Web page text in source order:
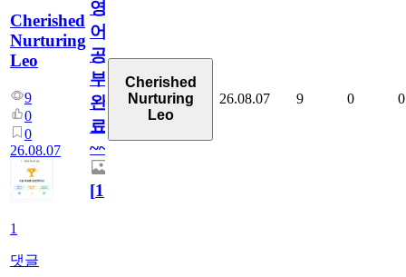
Cherished
Nurturing
Leo
9
0
0
26.08.07
1
댓글
영
어
공
부
완
료
~~
[1]
Cherished
Nurturing
Leo
26.08.07 9 0 0